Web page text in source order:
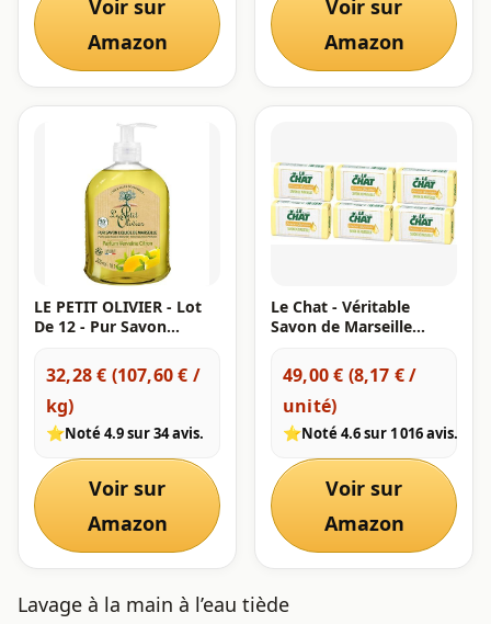
neutre pour la peau
Voir sur
Amazon
France - 500ml
Voir sur
Amazon
LE PETIT OLIVIER - Lot
De 12 - Pur Savon
Parfum Verveine Citron
De La Région De Grasse
- Nettoie La Peau En
Douceur - 95% D'Origine
Naturelle - Fabriqué En
France - 300 ml
32,28 € (107,60 € /
kg)
⭐Noté 4.9 sur 34 avis.
Voir sur
Amazon
Le Chat - Véritable
Savon de Marseille
Glycérinée - Testé
dermatologiquement -
Sans Paraben -Pack de 6
savons de 100 g
49,00 € (8,17 € /
unité)
⭐Noté 4.6 sur 1 016 avis.
Voir sur
Amazon
Lavage à la main à l’eau tiède